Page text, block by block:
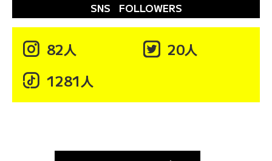
SNS FOLLOWERS
 82人  20人
 1281人